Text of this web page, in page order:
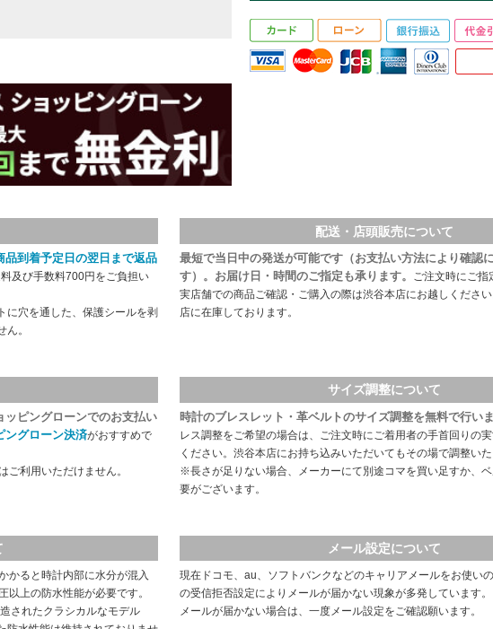
到着予定日の翌日まで返品
及び手数料700円をご負担い
穴を通した、保護シールを剥
。
配送・店頭販売について
最短で当日中の発送が可能です（お支払い方法により確認
す）。お届け日・時間のご指定も承ります。
ご注文時にご指
実店舗での商品ご確認・ご購入の際は渋谷本店にお越しくださ
店に在庫しております。
ピングローンでのお支払い
ングローン決済がおすすめで
利用いただけません。
サイズ調整について
時計のブレスレット・革ベルトのサイズ調整を無料で行いま
レス調整をご希望の場合は、ご注文時にご着用者の手首回りの
ください。渋谷本店にお持ち込みいただいてもその場で調整いた
※長さが足りない場合、メーカーにて別途コマを買い足すか、
要がございます。
かると時計内部に水分が混入
上の防水性能が必要です。
されたクラシカルなモデル
メール設定について
現在ドコモ、au、ソフトバンクなどのキャリアメールをお使い
の受信拒否設定によりメールが届かない現象が多発しています
メールが届かない場合は、一度メール設定をご確認願います。